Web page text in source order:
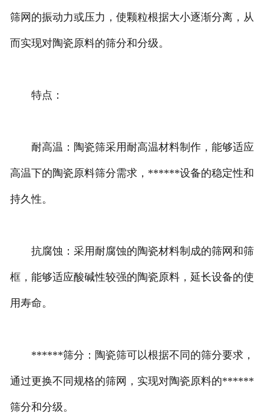
筛网的振动力或压力，使颗粒根据大小逐渐分离，从
而实现对陶瓷原料的筛分和分级。
特点：
耐高温：陶瓷筛采用耐高温材料制作，能够适应
高温下的陶瓷原料筛分需求，******设备的稳定性和
持久性。
抗腐蚀：采用耐腐蚀的陶瓷材料制成的筛网和筛
框，能够适应酸碱性较强的陶瓷原料，延长设备的使
用寿命。
******筛分：陶瓷筛可以根据不同的筛分要求，
通过更换不同规格的筛网，实现对陶瓷原料的******
筛分和分级。